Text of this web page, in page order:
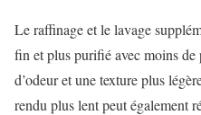
Le raffinage et le lavage
fin et plus purifié avec moins
d’odeur et une texture plus
rendu plus lent peut également